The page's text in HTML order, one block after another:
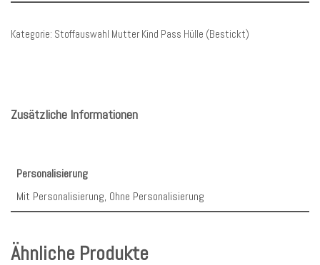
Kategorie: Stoffauswahl Mutter Kind Pass Hülle (Bestickt)
Zusätzliche Informationen
Personalisierung
Mit Personalisierung, Ohne Personalisierung
Ähnliche Produkte